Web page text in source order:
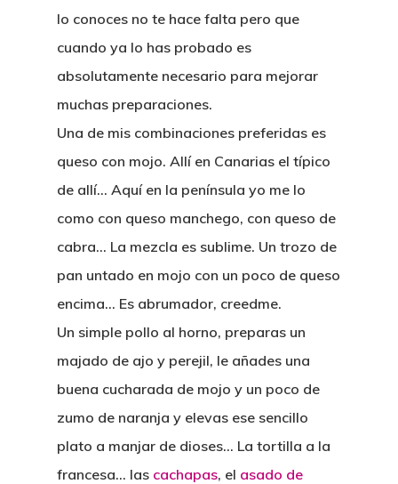
lo conoces no te hace falta pero que
cuando ya lo has probado es
absolutamente necesario para mejorar
muchas preparaciones.
Una de mis combinaciones preferidas es
queso con mojo. Allí en Canarias el típico
de allí… Aquí en la península yo me lo
como con queso manchego, con queso de
cabra… La mezcla es sublime. Un trozo de
pan untado en mojo con un poco de queso
encima… Es abrumador, creedme.
Un simple pollo al horno, preparas un
majado de ajo y perejil, le añades una
buena cucharada de mojo y un poco de
zumo de naranja y elevas ese sencillo
plato a manjar de dioses… La tortilla a la
francesa… las cachapas, el asado de